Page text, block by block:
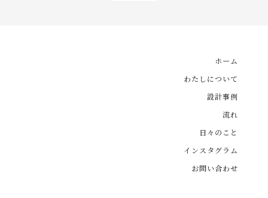
ホーム
わたしについて
設計事例
流れ
日々のこと
インスタグラム
お問い合わせ